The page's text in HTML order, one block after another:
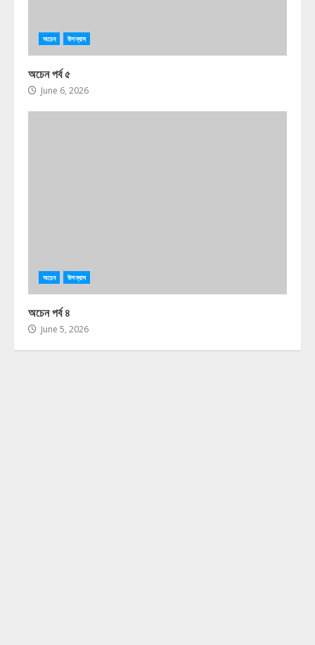
অচেন উপন্যাস
অচেন পর্ব ৫
June 6, 2026
অচেন উপন্যাস
অচেন পর্ব ৪
June 5, 2026